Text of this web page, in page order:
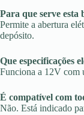
Para que serve
Permite a abertura
depósito.
Que especificações
Funciona a 12V com
É compatível com
Não. Está indicado